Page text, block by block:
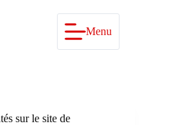
Menu
sur le site de